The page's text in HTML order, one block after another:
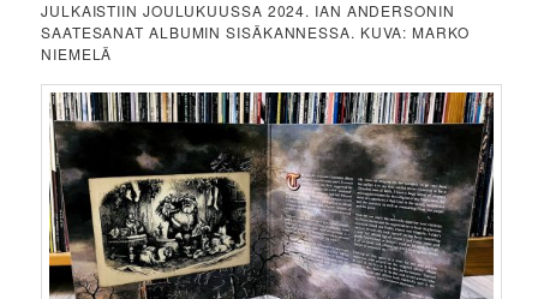
JULKAISTIIN JOULUKUUSSA 2024. IAN ANDERSONIN
SAATESANAT ALBUMIN SISÄKANNESSA. KUVA: MARKO
NIEMELÄ